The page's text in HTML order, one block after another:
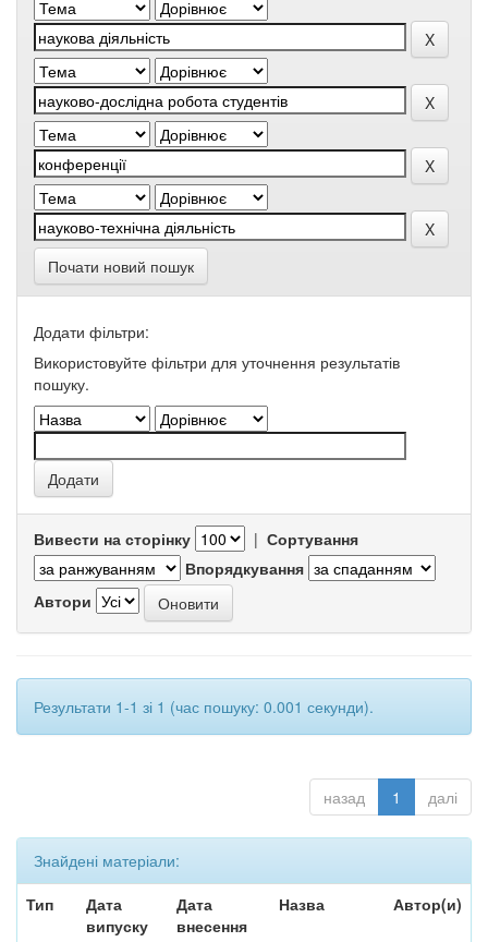
Почати новий пошук
Додати фільтри:
Використовуйте фільтри для уточнення результатів
пошуку.
Вивести на сторінку | Сортування
Впорядкування
Автори
Результати 1-1 зі 1 (час пошуку: 0.001 секунди).
назад 1 далі
Знайдені матеріали:
Тип
Дата
випуску
Дата
внесення
Назва Автор(и)